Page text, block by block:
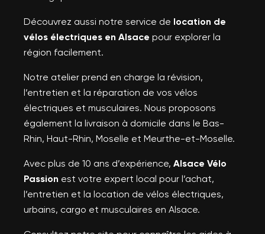
Créer une liste d'envies
Nom de la liste d'envies
Connexion
Vous devez être connecté pour ajouter des produits à
Découvrez aussi notre service de location de
vélos électriques en Alsace pour explorer la
région facilement.
Notre atelier prend en charge la révision,
l’entretien et la réparation de vos vélos
électriques et musculaires. Nous proposons
également la livraison à domicile dans le Bas-
Rhin, Haut-Rhin, Moselle et Meurthe-et-Moselle.
Avec plus de 10 ans d’expérience, Alsace Vélo
Passion est votre expert local pour l’achat,
l’entretien et la location de vélos électriques,
urbains, cargo et musculaires en Alsace.